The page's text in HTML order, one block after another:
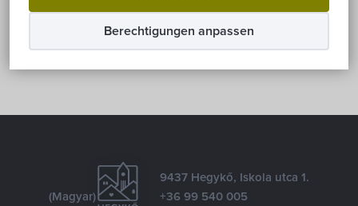
Berechtigungen anpassen
E-mail
(Magyar)
9437 Hegykő, Iskola utca 1.
+36 99 540 005